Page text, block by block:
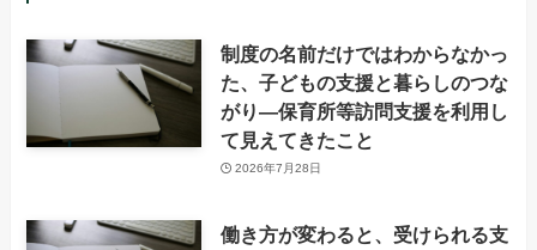
制度の名前だけではわからなかっ
た、子どもの支援と暮らしのつな
がり―保育所等訪問支援を利用し
て見えてきたこと
2026年7月28日
働き方が変わると、受けられる支